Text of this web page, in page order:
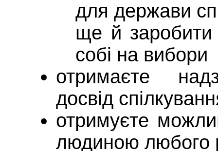
для держави
ще й заробити
собі на вибори
отримаєте
досвід
отримуєте
людиною любого